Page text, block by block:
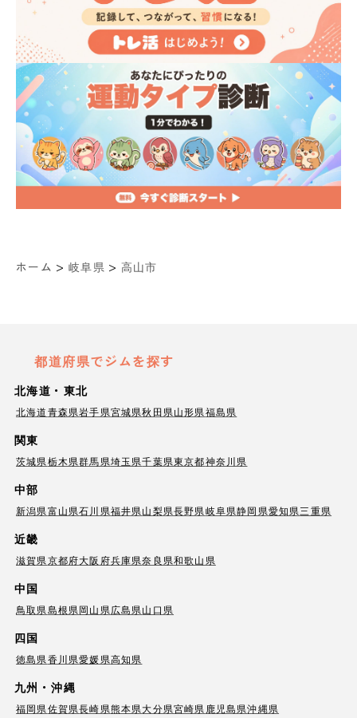
ホーム > 岐阜県 > 高山市
都道府県でジムを探す
北海道・東北
北海道青森県岩手県宮城県秋田県山形県福島県
関東
茨城県栃木県群馬県埼玉県千葉県東京都神奈川県
中部
新潟県富山県石川県福井県山梨県長野県岐阜県静岡県愛知県三重県
近畿
滋賀県京都府大阪府兵庫県奈良県和歌山県
中国
鳥取県島根県岡山県広島県山口県
四国
徳島県香川県愛媛県高知県
九州・沖縄
福岡県佐賀県長崎県熊本県大分県宮崎県 鹿児島県沖縄県